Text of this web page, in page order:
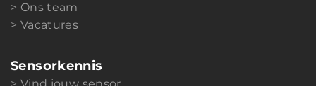
Ons team
Vacatures
Sensorkennis